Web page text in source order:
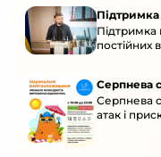
Підтримка
Підтримка
постійних
Серпнева
Серпнева
атак і